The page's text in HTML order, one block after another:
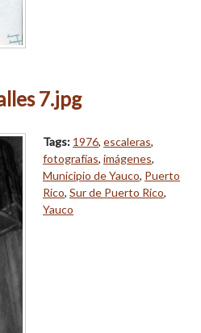
7.jpg
Tags: 1976, escaleras,
fotografías, imágenes,
Municipio de Yauco, Puerto
Rico, Sur de Puerto Rico,
Yauco